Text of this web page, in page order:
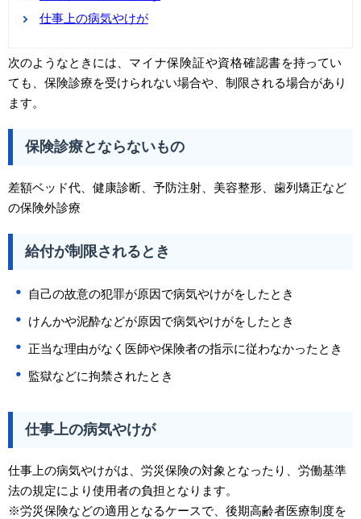
仕事上の病気やけが
次のようなときには、 マイナ保険証や資格確認書を持ってい
ても、保険診療を受けられない場合や、制限される場合があり
ます。
保険診療とならないもの
差額ベッド代、健康診断、予防注射、美容整形、歯列矯正など
の保険外診療
給付が制限されるとき
自己の故意の犯罪が原因で病気やけがをしたとき
けんかや泥酔などが原因で病気やけがをしたとき
正当な理由がなく医師や保険者の指示に従わなかったとき
監獄などに拘禁されたとき
仕事上の病気やけが
仕事上の病気やけがは、労災保険の対象となったり、労働基準
法の規定により使用者の負担となります。
※労災保険などの適用となるケースで、後期高齢者医療制度を